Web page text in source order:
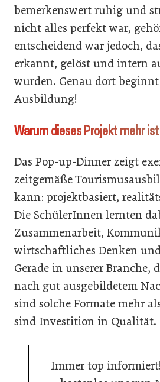
bemerkenswert ruhig und
nicht alles perfekt war,
entscheidend war jedoch,
erkannt, gelöst und intern
wurden. Genau dort
Ausbildung!
Warum dieses Projekt mehr
Das Pop-up-Dinner zeigt
zeitgemäße
kann: projektbasiert,
Die SchülerInnen lernten
Zusammenarbeit,
wirtschaftliches Denken
Gerade in unserer Branche,
nach gut ausgebildetem
sind solche Formate mehr
sind Investition in Qualität.
Immer top